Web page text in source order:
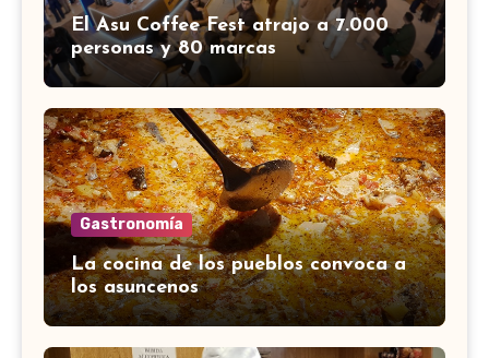
El Asu Coffee Fest atrajo a 7.000
personas y 80 marcas
Gastronomía
La cocina de los pueblos convoca a
los asuncenos